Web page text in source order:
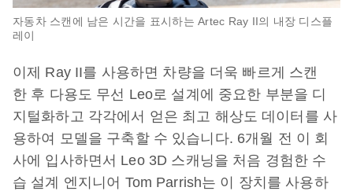
자동차 스캔에 남은 시간을 표시하는 Artec Ray II의 내장 디스플
레이
이제 Ray II를 사용하면 차량을 더욱 빠르게 스캔
한 후 다용도 무선 Leo로 설계에 중요한 부분을 디
지털화하고 각각에서 얻은 최고 해상도 데이터를 사
용하여 모델을 구축할 수 있습니다. 6개월 전 이 회
사에 입사하면서 Leo 3D 스캐닝을 처음 경험한 수
습 설계 엔지니어 Tom Parrish는 이 장치를 사용하